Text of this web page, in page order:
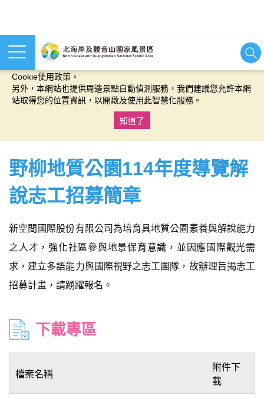
本網站使用cookies等相關技術以持續優化網站服務，並有助於為
Cookie使用政策。
另外，本網站也提供周邊景點自動偵測服務，我們建議您允許本網
站取得您的位置資訊，以開啟及使用此智慧化服務。
知道了
野柳地質公園114年度導覽解
說志工招募簡章
新空間國際股份有限公司為培育具地質公園素養與解說能力
之人才，強化社區參與地景保育意識，並因應國際觀光需
求，建立多語能力與國際視野之志工團隊，故辦理旨揭志工
招募計畫，請踴躍報名。
下載專區
檔案名稱
附件下
載